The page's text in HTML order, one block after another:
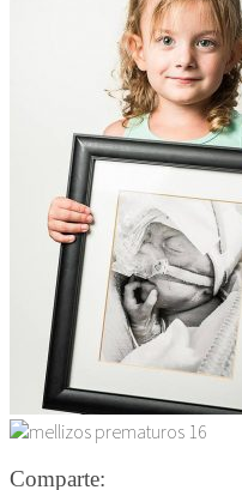
Comparte: